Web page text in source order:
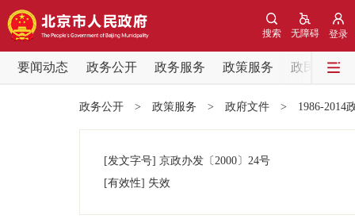
登录
无障碍
搜索
要闻动态 政务公开 政务服务 政策服务
政民互动
党中央精神
政务公开 > 政策服务 > 政府文件 > 1986-2014
[发文字号] 京政办发 〔2000〕 24号
[有效性] 失效